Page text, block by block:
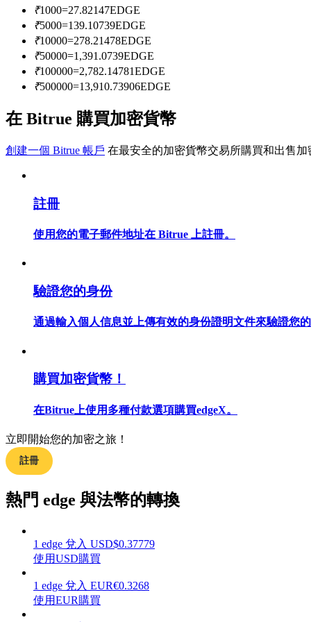
成為跟單交易員
坐享盈利分成和跟單分傭
合約資訊
包含交易情況等的大數據分析
合約指南
合約功能使用指南
交易策略
學習如何保持盈利
₹1000=27.82147EDGE
₹5000=139.10739EDGE
₹10000=278.21478EDGE
₹50000=1,391.0739EDGE
₹100000=2,782.14781EDGE
₹500000=13,910.73906EDGE
在 Bitrue 購買加密貨幣
創建一個 Bitrue 帳戶 在最安全的加密貨幣交易所購買和出售加
註冊
使用您的電子郵件地址在 Bitrue 上註冊。
驗證您的身份
通過輸入個人信息並上傳有效的身份證明文件來驗證您
購買加密貨幣！
在Bitrue上使用多種付款選項購買edgeX。
立即開始您的加密之旅！
註冊
熱門 edge 與法幣的轉換
1 edge 兌入 USD$0.37779
使用USD購買
1 edge 兌入 EUR€0.3268
使用EUR購買